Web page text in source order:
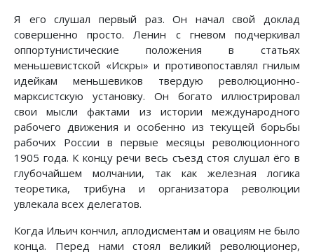
Я его слушал первый раз. Он начал свой доклад
совершенно просто. Ленин с гневом подчеркивал
оппортунистические положения в статьях
меньшевистской «Искры» и противопоставлял гнилым
идейкам меньшевиков твердую революционно-
марксистскую установку. Он богато иллюстрировал
свои мысли фактами из истории международного
рабочего движения и особенно из текущей борьбы
рабочих России в первые месяцы революционного
1905 года. К концу речи весь съезд стоя слушал ёго в
глубочайшем молчании, так как железная логика
теоретика, трибуна и организатора революции
увлекала всех делегатов.
Когда Ильич кончил, аплодисментам и овациям не было
конца. Перед нами стоял великий революционер,